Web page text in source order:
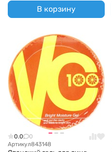
В корзину
0.0
0
Артикул843148